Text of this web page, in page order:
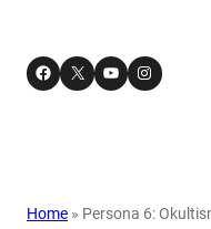
Facebook X YouTube Instagram
Home » Persona 6: